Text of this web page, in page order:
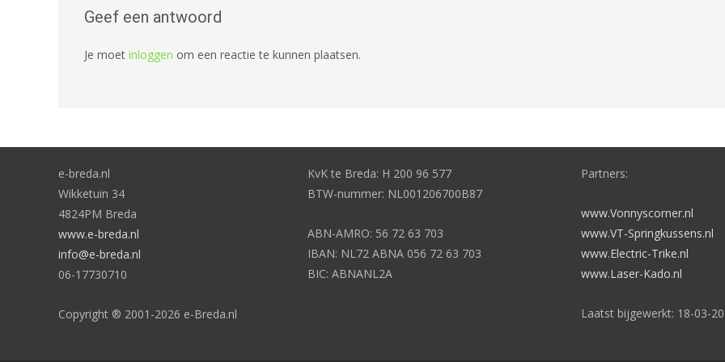
Geef een antwoord
Je moet inloggen om een reactie te kunnen plaatsen.
e-breda.nl
Wikketuin 34
4824PM Breda
www.e-breda.nl
info@e-breda.nl
06-17730710
Copyright ® 2001-2026 e-Breda.nl
KvK te Breda: H 200 96 577
BTW-nummer: NL001206700B87
ABN-AMRO: 56 72 63 703
IBAN: NL72 ABNA 056 72 63 703
BIC: ABNANL2A
Partners:
www.Vonnyscorner.nl
www.VT-Springkussens.nl
www.Electric-Trike.nl
www.Laser-Kado.nl
Laatst bijgewerkt: 18-03-